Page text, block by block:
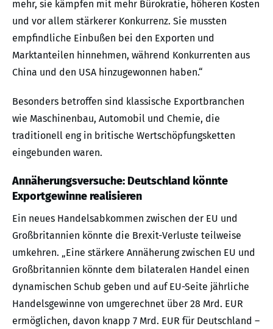
mehr, sie kämpfen mit mehr Bürokratie, höheren Kosten
und vor allem stärkerer Konkurrenz. Sie mussten
empfindliche Einbußen bei den Exporten und
Marktanteilen hinnehmen, während Konkurrenten aus
China und den USA hinzugewonnen haben.“
Besonders betroffen sind klassische Exportbranchen
wie Maschinenbau, Automobil und Chemie, die
traditionell eng in britische Wertschöpfungsketten
eingebunden waren.
Annäherungsversuche: Deutschland könnte
Exportgewinne realisieren
Ein neues Handelsabkommen zwischen der EU und
Großbritannien könnte die Brexit-Verluste teilweise
umkehren. „Eine stärkere Annäherung zwischen EU und
Großbritannien könnte dem bilateralen Handel einen
dynamischen Schub geben und auf EU-Seite jährliche
Handelsgewinne von umgerechnet über 28 Mrd. EUR
ermöglichen, davon knapp 7 Mrd. EUR für Deutschland –